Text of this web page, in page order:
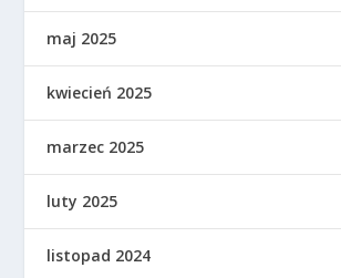
maj 2025
kwiecień 2025
marzec 2025
luty 2025
listopad 2024